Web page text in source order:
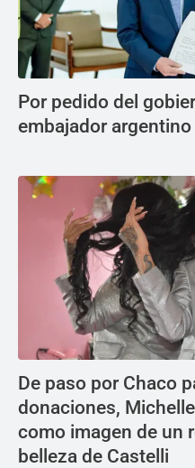
Por pedido del
embajador argentino
De paso por Chaco
donaciones,
como imagen de un
belleza de Castelli